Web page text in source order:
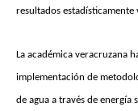
resultados estadísticamente
La académica veracruzana
implementación de
de agua a través de energía